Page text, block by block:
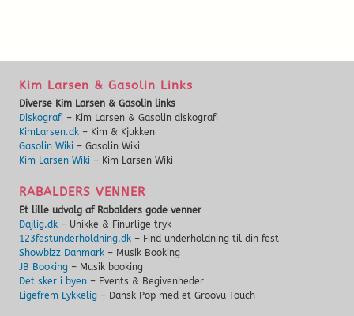
Kim Larsen & Gasolin Links
Diverse Kim Larsen & Gasolin links
Diskografi– Kim Larsen & Gasolin diskografi
KimLarsen.dk– Kim & Kjukken
Gasolin Wiki– Gasolin Wiki
Kim Larsen Wiki– Kim Larsen Wiki
RABALDERS VENNER
Et lille udvalg af Rabalders gode venner
Dajlig.dk– Unikke & Finurlige tryk
123festunderholdning.dk – Find underholdning til din fest
Showbizz Danmark – Musik Booking
JB Booking – Musik booking
Det sker i byen– Events & Begivenheder
Ligefrem Lykkelig– Dansk Pop med et Groovu Touch